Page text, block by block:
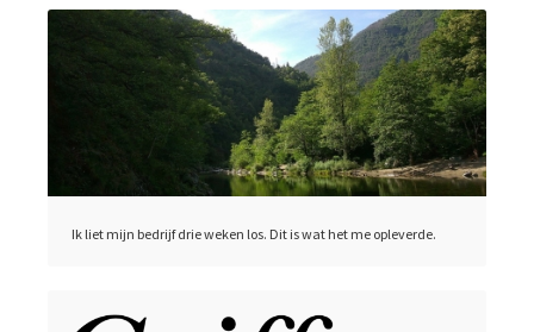
Ik liet mijn bedrijf drie weken los. Dit is wat het me opleverde.